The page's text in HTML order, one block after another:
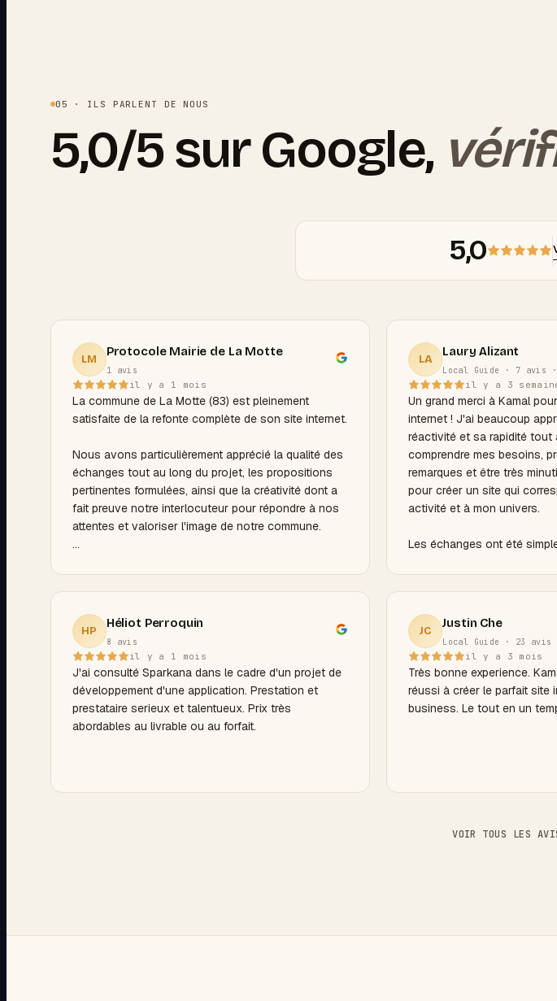
05 · ILS PARLENT DE NOUS
5,0/5 sur Google,
5,0
LM
Protocole Mairie de La Motte
1 avis
il y a 1 mois
La commune de La Motte (83) est pleinement
satisfaite de la refonte complète de son site internet.
Nous avons particulièrement apprécié la qualité des
échanges tout au long du projet, les propositions
pertinentes formulées, ainsi que la créativité dont a
fait preuve notre interlocuteur pour répondre à nos
attentes et valoriser l'image de notre commune.
l'administration du site au quotidien.
Le résultat est à la hauteur de nos attentes, tant sur
le plan esthétique que fonctionnel. Un partenariat de
qualité que nous recommandons sans hésitation.
Merci pour votre professionnalisme et votre
LA
Laury Alizant
Local Guide · 7 avis
il y a 3
Un grand merci à Kamal
internet ! J'ai beaucoup
réactivité et sa rapidité tout
comprendre mes besoins,
remarques et être très
pour créer un site qui
activité et à mon univers.
Les échanges ont été
du résultat. Merci encore
accompagnement et votre
projet !
HP
Héliot Perroquin
8 avis
il y a 1 mois
J'ai consulté Sparkana dans le cadre d'un projet de
développement d'une application. Prestation et
prestataire serieux et talentueux. Prix très
abordables au livrable ou au forfait.
JC
Justin Che
Local Guide · 23 avis
il y a 3 mois
Très bonne experience.
réussi à créer le parfait site
business. Le tout en un
VOIR TOUS LES